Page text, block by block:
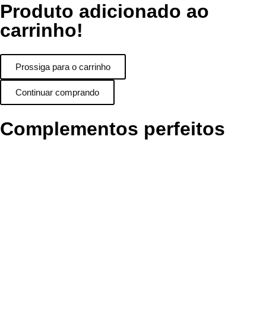
Produto adicionado ao
carrinho!
Prossiga para o carrinho
Continuar comprando
Complementos perfeitos